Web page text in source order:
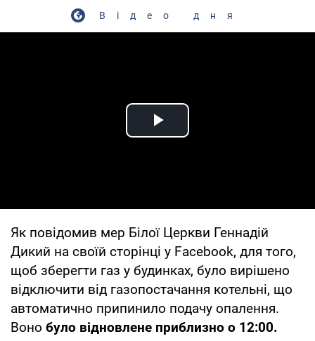
Відео дня
Play Video
Як повідомив мер Білої Церкви Геннадій
Дикий на своїй сторінці у Facebook, для того,
щоб зберегти газ у будинках, було вирішено
відключити від газопостачання котельні, що
автоматично припинило подачу опалення.
Воно було відновлене приблизно о 12:00.